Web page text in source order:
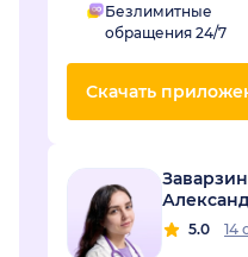
Безлимитные
обращения 24/7
Скачать
5.0 14